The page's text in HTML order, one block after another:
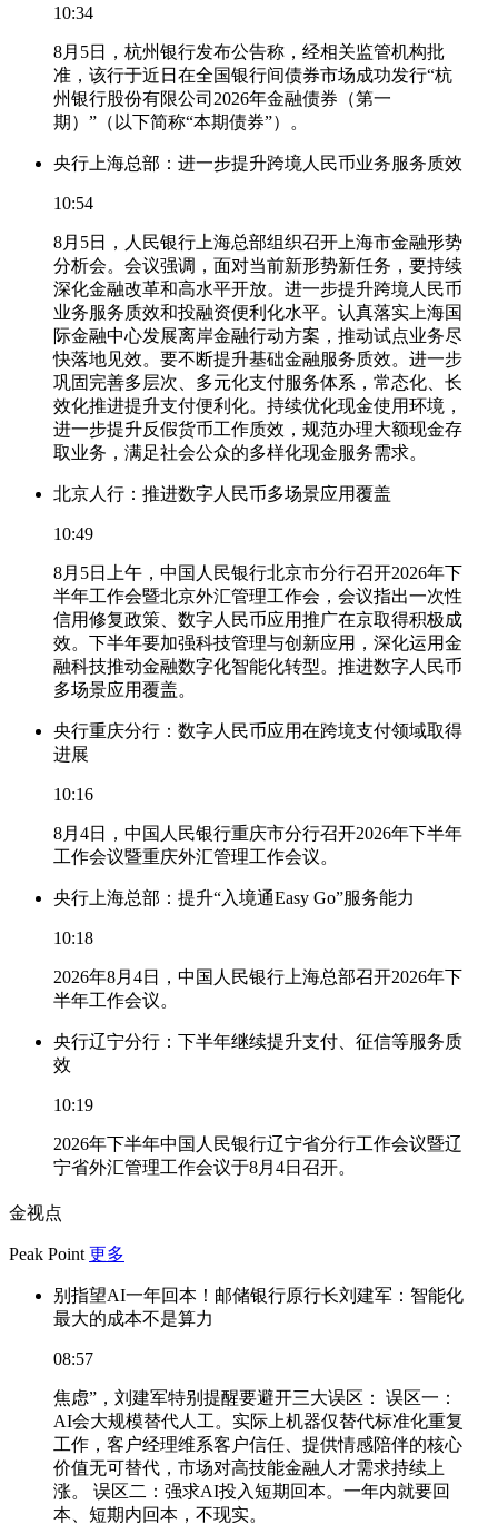
10:34
8月5日，杭州银行发布公告称，经相关监管机构批
准，该行于近日在全国银行间债券市场成功发行“杭
州银行股份有限公司2026年金融债券（第一
期）”（以下简称“本期债券”）。
央行上海总部：进一步提升跨境人民币业务服务质效
10:54
8月5日，人民银行上海总部组织召开上海市金融形势
分析会。会议强调，面对当前新形势新任务，要持续
深化金融改革和高水平开放。进一步提升跨境人民币
业务服务质效和投融资便利化水平。认真落实上海国
际金融中心发展离岸金融行动方案，推动试点业务尽
快落地见效。要不断提升基础金融服务质效。进一步
巩固完善多层次、多元化支付服务体系，常态化、长
效化推进提升支付便利化。持续优化现金使用环境，
进一步提升反假货币工作质效，规范办理大额现金存
取业务，满足社会公众的多样化现金服务需求。
北京人行：推进数字人民币多场景应用覆盖
10:49
8月5日上午，中国人民银行北京市分行召开2026年下
半年工作会暨北京外汇管理工作会，会议指出一次性
信用修复政策、数字人民币应用推广在京取得积极成
效。下半年要加强科技管理与创新应用，深化运用金
融科技推动金融数字化智能化转型。推进数字人民币
多场景应用覆盖。
央行重庆分行：数字人民币应用在跨境支付领域取得
进展
10:16
8月4日，中国人民银行重庆市分行召开2026年下半年
工作会议暨重庆外汇管理工作会议。
央行上海总部：提升“入境通Easy Go”服务能力
10:18
2026年8月4日，中国人民银行上海总部召开2026年下
半年工作会议。
央行辽宁分行：下半年继续提升支付、征信等服务质
效
10:19
2026年下半年中国人民银行辽宁省分行工作会议暨辽
宁省外汇管理工作会议于8月4日召开。
金视点
Peak Point 更多
别指望AI一年回本！邮储银行原行长刘建军：智能化
最大的成本不是算力
08:57
焦虑”，刘建军特别提醒要避开三大误区： 误区一：
AI会大规模替代人工。实际上机器仅替代标准化重复
工作，客户经理维系客户信任、提供情感陪伴的核心
价值无可替代，市场对高技能金融人才需求持续上
涨。 误区二：强求AI投入短期回本。一年内就要回
本、短期内回本，不现实。